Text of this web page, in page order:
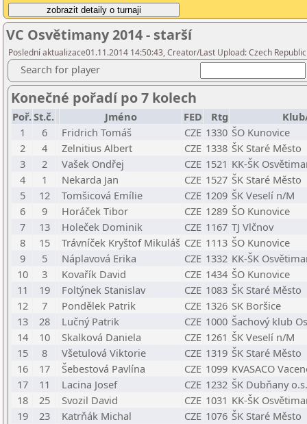
VC Osvětimany 2014 - starší
Poslední aktualizace01.11.2014 14:50:43, Creator/Last Upload: Czech
Search for player
Konečné pořadí po 7 kolech
Poř.St.č. Jméno FED Rtg
1
6 Fridrich Tomáš CZE 1330 ŠO Kunovice
2
4 Zelnitius Albert CZE 1338 ŠK Staré Město
3
2 Vašek Ondřej CZE 1521 KK-ŠK
4
1 Nekarda Jan CZE 1527 ŠK Staré Město
5
12 Tomšicová Emílie CZE 1209 ŠK Veselí n/M
6
9 Horáček Tibor CZE 1289 ŠO Kunovice
7
13 Holeček Dominik CZE 1167 TJ Vlčnov
8
15 Trávníček Kryštof Mikuláš CZE 1113 ŠO Kunovice
9
5 Náplavová Erika CZE 1332 KK-ŠK
10
3 Kovařík David CZE 1434 ŠO Kunovice
11
19 Foltýnek Stanislav CZE 1083 ŠK Staré Město
12
7 Pondělek Patrik CZE 1326 SK Boršice
13
28 Lučný Patrik CZE 1000 Šachový klub
14
10 Skalková Daniela CZE 1261 ŠK Veselí n/M
15
8 Všetulová Viktorie CZE 1319 ŠK Staré Město
16
17 Šebestová Pavlína CZE 1099 KVASACO
17
11 Lacina Josef CZE 1232 ŠK Dubňany o.s.
18
25 Svozil David CZE 1031 KK-ŠK
19
23 Katrňák Michal CZE 1076 ŠK Staré Město